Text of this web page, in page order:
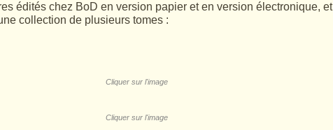
édités chez BoD en version papier et en version électronique, et
collection de plusieurs tomes :
Cliquer sur l'image
Cliquer sur l'image